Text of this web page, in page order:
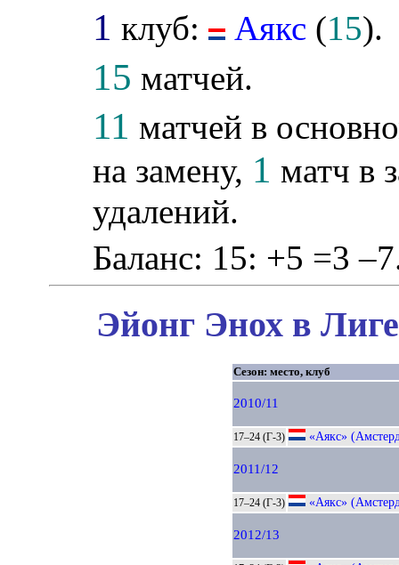
1 клуб: Аякс (15).
15 матчей.
11 матчей в
на замену, 1 матч в
удалений.
Баланс: 15: +5 =3
Эйонг Энох в
Сезон: место, клуб
2010/11
17–24 (Г-3) «Аякс»
2011/12
17–24 (Г-3) «Аякс»
2012/13